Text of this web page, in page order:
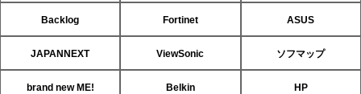
Backlog Fortinet ASUS
JAPANNEXT ViewSonic ソフマップ
brand new ME! Belkin HP